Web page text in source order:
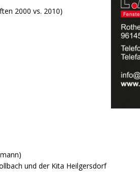
2000 vs. 2010)
und der Kita Heilgersdorf